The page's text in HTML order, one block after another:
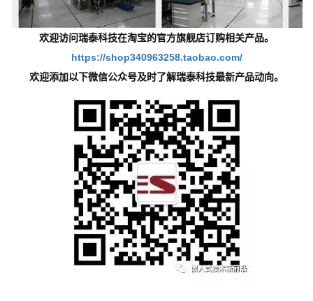
欢迎访问瑞泰科技在淘宝的官方旗舰店订购相关产品。
https://shop340963258.taobao.com/
欢迎添加以下微信公众号及时了解瑞泰科技最新产品动向。